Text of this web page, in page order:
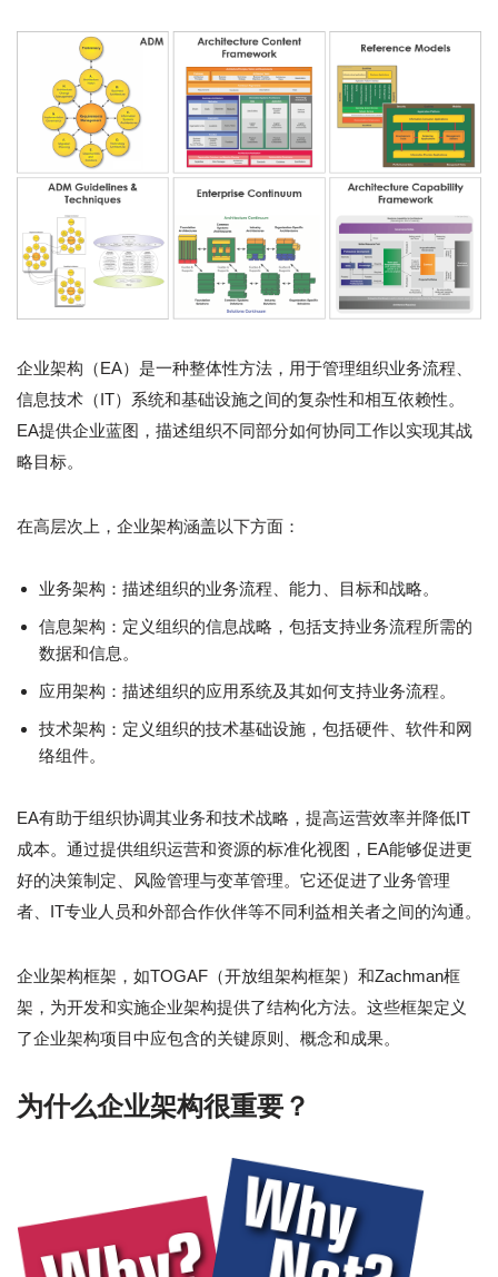
企业架构（EA）是一种整体性方法，用于管理组织业务流程、
信息技术（IT）系统和基础设施之间的复杂性和相互依赖性。
EA提供企业蓝图，描述组织不同部分如何协同工作以实现其战
略目标。
在高层次上，企业架构涵盖以下方面：
业务架构：描述组织的业务流程、能力、目标和战略。
信息架构：定义组织的信息战略，包括支持业务流程所需的
数据和信息。
应用架构：描述组织的应用系统及其如何支持业务流程。
技术架构：定义组织的技术基础设施，包括硬件、软件和网
络组件。
EA有助于组织协调其业务和技术战略，提高运营效率并降低IT
成本。通过提供组织运营和资源的标准化视图，EA能够促进更
好的决策制定、风险管理与变革管理。它还促进了业务管理
者、IT专业人员和外部合作伙伴等不同利益相关者之间的沟通。
企业架构框架，如TOGAF（开放组架构框架）和Zachman框
架，为开发和实施企业架构提供了结构化方法。这些框架定义
了企业架构项目中应包含的关键原则、概念和成果。
为什么企业架构很重要？